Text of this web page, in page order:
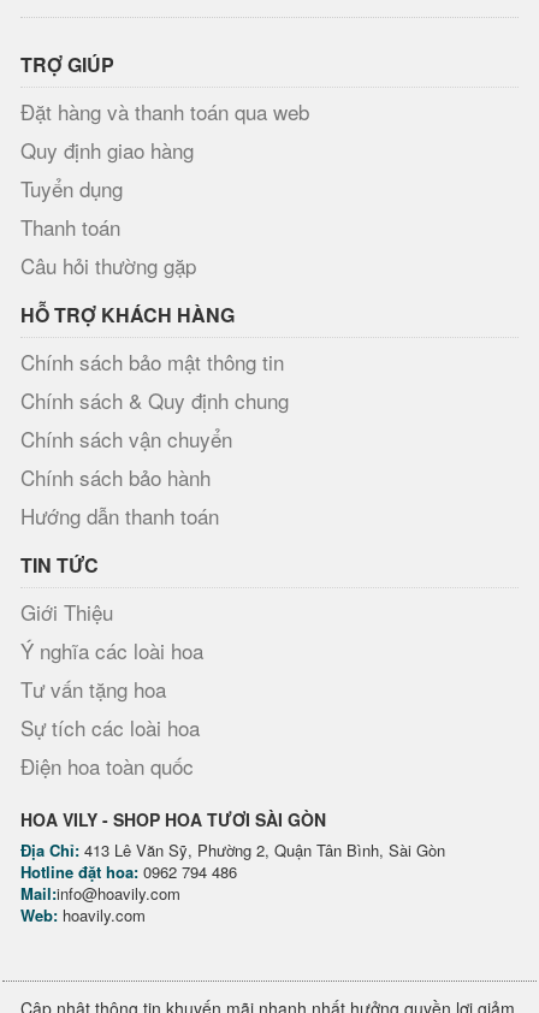
TRỢ GIÚP
Đặt hàng và thanh toán qua web
Quy định giao hàng
Tuyển dụng
Thanh toán
Câu hỏi thường gặp
HỖ TRỢ KHÁCH HÀNG
Chính sách bảo mật thông tin
Chính sách & Quy định chung
Chính sách vận chuyển
Chính sách bảo hành
Hướng dẫn thanh toán
TIN TỨC
Giới Thiệu
Ý nghĩa các loài hoa
Tư vấn tặng hoa
Sự tích các loài hoa
Điện hoa toàn quốc
HOA VILY - SHOP HOA TƯƠI SÀI GÒN
Địa Chỉ: 413 Lê Văn Sỹ, Phường 2, Quận Tân Bình, Sài Gòn
Hotline đặt hoa: 0962 794 486
Mail:info@hoavily.com
Web: hoavily.com